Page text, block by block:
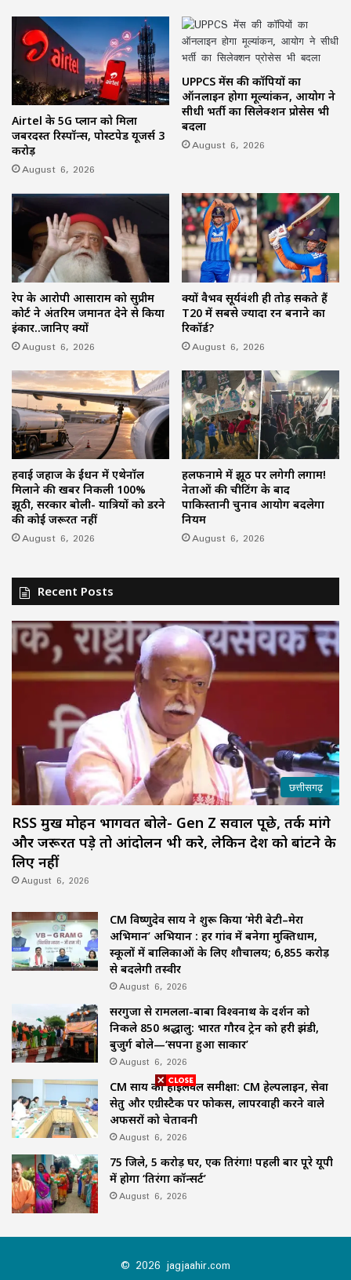
Airtel के 5G प्लान को मिला
जबरदस्त रिस्पॉन्स, पोस्टपेड यूजर्स 3
करोड़
August 6, 2026
UPPCS मेंस की कॉपियों का
ऑनलाइन होगा मूल्यांकन, आयोग ने
सीधी भर्ती का सिलेक्शन प्रोसेस भी
बदला
August 6, 2026
रेप के आरोपी आसाराम को सुप्रीम
कोर्ट ने अंतरिम जमानत देने से किया
इंकार..जानिए क्यों
August 6, 2026
क्यों वैभव सूर्यवंशी ही तोड़ सकते हैं
T20 में सबसे ज्यादा रन बनाने का
रिकॉर्ड?
August 6, 2026
हवाई जहाज के ईंधन में एथेनॉल
मिलाने की खबर निकली 100%
झूठी, सरकार बोली- यात्रियों को डरने
की कोई जरूरत नहीं
August 6, 2026
हलफनामे में झूठ पर लगेगी लगाम!
नेताओं की चीटिंग के बाद
पाकिस्तानी चुनाव आयोग बदलेगा
नियम
August 6, 2026
Recent Posts
छत्तीसगढ़
RSS प्रमुख मोहन भागवत बोले- Gen Z सवाल पूछे, तर्क मांगे
और जरूरत पड़े तो आंदोलन भी करे, लेकिन देश को बांटने के
लिए नहीं
August 6, 2026
CM विष्णुदेव साय ने शुरू किया ‘मेरी बेटी–मेरा
अभिमान’ अभियान : हर गांव में बनेगा मुक्तिधाम,
स्कूलों में बालिकाओं के लिए शौचालय; 6,855 करोड़
से बदलेगी तस्वीर
August 6, 2026
सरगुजा से रामलला-बाबा विश्वनाथ के दर्शन को
निकले 850 श्रद्धालु: भारत गौरव ट्रेन को हरी झंडी,
बुजुर्ग बोले—‘सपना हुआ साकार’
August 6, 2026
CM साय की हाईलेवल समीक्षा: CM हेल्पलाइन, सेवा
सेतु और एग्रीस्टैक पर फोकस, लापरवाही करने वाले
अफसरों को चेतावनी
August 6, 2026
75 जिले, 5 करोड़ घर, एक तिरंगा! पहली बार पूरे यूपी
में होगा ‘तिरंगा कॉन्सर्ट’
August 6, 2026
© 2026 jagjaahir.com